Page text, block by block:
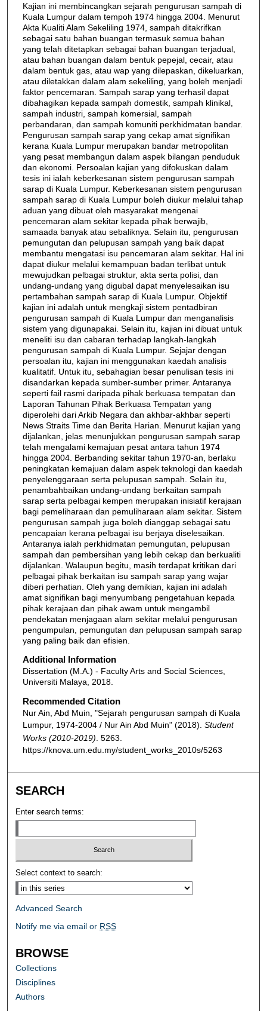
Kajian ini membincangkan sejarah pengurusan sampah di
Kuala Lumpur dalam tempoh 1974 hingga 2004. Menurut
Akta Kualiti Alam Sekeliling 1974, sampah ditakrifkan
sebagai satu bahan buangan termasuk semua bahan
yang telah ditetapkan sebagai bahan buangan terjadual,
atau bahan buangan dalam bentuk pepejal, cecair, atau
dalam bentuk gas, atau wap yang dilepaskan, dikeluarkan,
atau diletakkan dalam alam sekeliling, yang boleh menjadi
faktor pencemaran. Sampah sarap yang terhasil dapat
dibahagikan kepada sampah domestik, sampah klinikal,
sampah industri, sampah komersial, sampah
perbandaran, dan sampah komuniti perkhidmatan bandar.
Pengurusan sampah sarap yang cekap amat signifikan
kerana Kuala Lumpur merupakan bandar metropolitan
yang pesat membangun dalam aspek bilangan penduduk
dan ekonomi. Persoalan kajian yang difokuskan dalam
tesis ini ialah keberkesanan sistem pengurusan sampah
sarap di Kuala Lumpur. Keberkesanan sistem pengurusan
sampah sarap di Kuala Lumpur boleh diukur melalui tahap
aduan yang dibuat oleh masyarakat mengenai
pencemaran alam sekitar kepada pihak berwajib,
samaada banyak atau sebaliknya. Selain itu, pengurusan
pemungutan dan pelupusan sampah yang baik dapat
membantu mengatasi isu pencemaran alam sekitar. Hal ini
dapat diukur melalui kemampuan badan terlibat untuk
mewujudkan pelbagai struktur, akta serta polisi, dan
undang-undang yang digubal dapat menyelesaikan isu
pertambahan sampah sarap di Kuala Lumpur. Objektif
kajian ini adalah untuk mengkaji sistem pentadbiran
pengurusan sampah di Kuala Lumpur dan menganalisis
sistem yang digunapakai. Selain itu, kajian ini dibuat untuk
meneliti isu dan cabaran terhadap langkah-langkah
pengurusan sampah di Kuala Lumpur. Sejajar dengan
persoalan itu, kajian ini menggunakan kaedah analisis
kualitatif. Untuk itu, sebahagian besar penulisan tesis ini
disandarkan kepada sumber-sumber primer. Antaranya
seperti fail rasmi daripada pihak berkuasa tempatan dan
Laporan Tahunan Pihak Berkuasa Tempatan yang
diperolehi dari Arkib Negara dan akhbar-akhbar seperti
News Straits Time dan Berita Harian. Menurut kajian yang
dijalankan, jelas menunjukkan pengurusan sampah sarap
telah mengalami kemajuan pesat antara tahun 1974
hingga 2004. Berbanding sekitar tahun 1970-an, berlaku
peningkatan kemajuan dalam aspek teknologi dan kaedah
penyelenggaraan serta pelupusan sampah. Selain itu,
penambahbaikan undang-undang berkaitan sampah
sarap serta pelbagai kempen merupakan inisiatif kerajaan
bagi pemeliharaan dan pemuliharaan alam sekitar. Sistem
pengurusan sampah juga boleh dianggap sebagai satu
pencapaian kerana pelbagai isu berjaya diselesaikan.
Antaranya ialah perkhidmatan pemungutan, pelupusan
sampah dan pembersihan yang lebih cekap dan berkualiti
dijalankan. Walaupun begitu, masih terdapat kritikan dari
pelbagai pihak berkaitan isu sampah sarap yang wajar
diberi perhatian. Oleh yang demikian, kajian ini adalah
amat signifikan bagi menyumbang pengetahuan kepada
pihak kerajaan dan pihak awam untuk mengambil
pendekatan menjagaan alam sekitar melalui pengurusan
pengumpulan, pemungutan dan pelupusan sampah sarap
yang paling baik dan efisien.
Additional Information
Dissertation (M.A.) - Faculty Arts and Social Sciences,
Universiti Malaya, 2018.
Recommended Citation
Nur Ain, Abd Muin, "Sejarah pengurusan sampah di Kuala
Lumpur, 1974-2004 / Nur Ain Abd Muin" (2018). Student
Works (2010-2019) . 5263.
https://knova.um.edu.my/student_works_2010s/5263
SEARCH
Enter search terms:
Select context to search:
Advanced Search
Notify me via email or RSS
BROWSE
Collections
Disciplines
Authors